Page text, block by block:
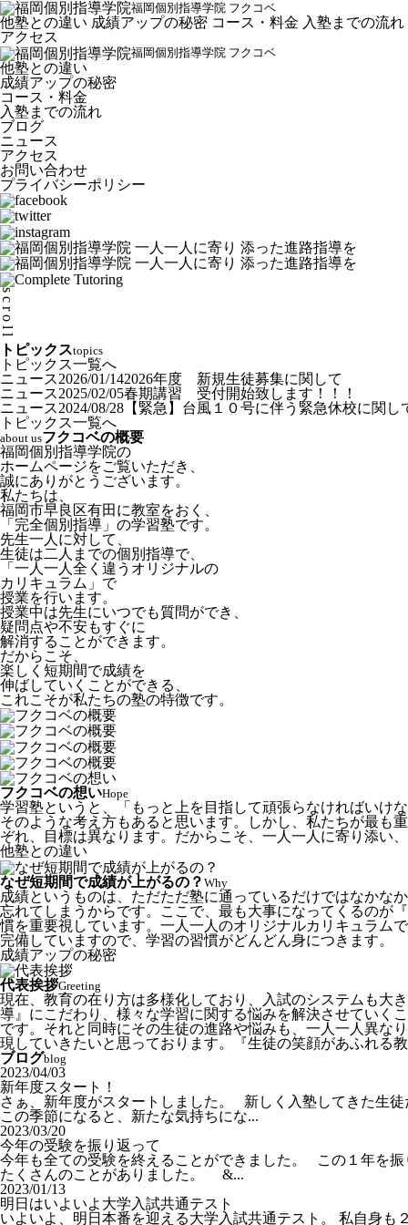
福岡個別指導学院 フクコベ
他塾との違い 成績アップの秘密 コース・料金 入塾までの流れ
アクセス
福岡個別指導学院 フクコベ
他塾との違い
成績アップの秘密
コース・料金
入塾までの流れ
ブログ
ニュース
アクセス
お問い合わせ
プライバシーポリシー
scroll
トピックスtopics
トピックス一覧へ
ニュース2026/01/142026年度 新規生徒募集に関して
ニュース2025/02/05春期講習 受付開始致します！！！
ニュース2024/08/28 【緊急】台風１０号に伴う緊急休校に関し
トピックス一覧へ
about usフクコベの概要
福岡個別指導学院の
ホームページをご覧いただき、
誠にありがとうございます。
私たちは、
福岡市早良区有田に教室をおく、
「完全個別指導」の学習塾です。
先生一人に対して、
生徒は二人までの個別指導で、
「一人一人全く違うオリジナルの
カリキュラム」で
授業を行います。
授業中は先生にいつでも質問ができ、
疑問点や不安もすぐに
解消することができます。
だからこそ、
楽しく短期間で成績を
伸ばしていくことができる、
これこそが私たちの塾の特徴です。
フクコベの想いHope
学習塾というと、「もっと上を目指して頑張らなければいけ
そのような考え方もあると思います。しかし、私たちが最も
ぞれ、目標は異なります。だからこそ、一人一人に寄り添い
他塾との違い
なぜ短期間で成績が上がるの？ Why
成績というものは、ただただ塾に通っているだけではなかな
忘れてしまうからです。ここで、最も大事になってくるのが
慣を重要視しています。一人一人のオリジナルカリキュラム
完備していますので、学習の習慣がどんどん身につきます。
成績アップの秘密
代表挨拶Greeting
現在、教育の在り方は多様化しており、入試のシステムも大
導』にこだわり、様々な学習に関する悩みを解決させていく
です。それと同時にその生徒の進路や悩みも、一人一人異な
現していきたいと思っております。『生徒の笑顔があふれる
ブログblog
2023/04/03
新年度スタート！
さぁ、新年度がスタートしました。 新しく入塾してきた生
この季節になると、新たな気持ちにな...
2023/03/20
今年の受験を振り返って
今年も全ての受験を終えることができました。 この１年を
たくさんのことがありました。 &...
2023/01/13
明日はいよいよ大学入試共通テスト
いよいよ、明日本番を迎える大学入試共通テスト。 私自身